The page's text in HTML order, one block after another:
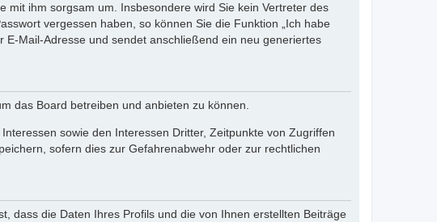
mit ihm sorgsam um. Insbesondere wird Sie kein Vertreter des
vergessen haben, so können Sie die Funktion „Ich habe
Mail-Adresse und sendet anschließend ein neu generiertes
das Board betreiben und anbieten zu können.
sowie den Interessen Dritter, Zeitpunkte von Zugriffen
sofern dies zur Gefahrenabwehr oder zur rechtlichen
dass die Daten Ihres Profils und die von Ihnen erstellten Beiträge